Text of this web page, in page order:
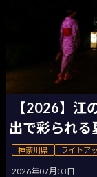
【2026】
出で彩られる
神奈川県 ライトア
2026年07月03日